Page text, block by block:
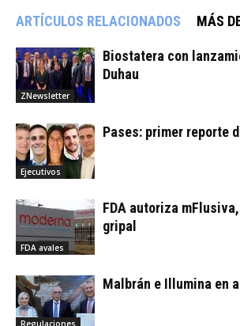
ARTÍCULOS RELACIONADOS MÁS
ZNewsletter
Biostatera con
Duhau
Ejecutivos
Pases: primer reporte
FDA avales
FDA autoriza
gripal
Malbrán e Illumina en